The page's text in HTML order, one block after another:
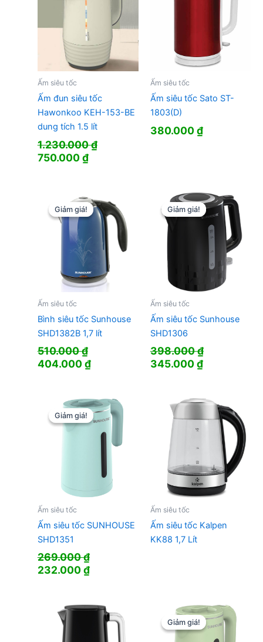
Ấm siêu tốc
Ấm đun siêu tốc
Hawonkoo KEH-153-BE
dung tích 1.5 lít
1.230.000₫
Giá
1.230.000 ₫.
750.000₫Giá
là:
750.000 ₫.
Ấm siêu tốc
Ấm siêu tốc Sato ST-
1803(D)
380.000₫
Giảm giá!
Giảm giá!
Ấm siêu tốc
Bình siêu tốc Sunhouse
SHD1382B 1,7 lít
510.000₫
Giá
510.000 ₫.
404.000₫Giá
là:
404.000 ₫.
Giảm giá!
Giảm giá!
Ấm siêu tốc
Ấm siêu tốc Sunhouse
SHD1306
398.000₫
Giá
398.000 ₫.
345.000₫Giá
là:
345.000 ₫.
Giảm giá!
Giảm giá!
Ấm siêu tốc
Ấm siêu tốc SUNHOUSE
SHD1351
269.000₫
Giá
269.000 ₫.
232.000₫Giá
là:
232.000 ₫.
Ấm siêu tốc
Ấm siêu tốc Kalpen
KK88 1,7 Lít
Giảm giá!
Giảm giá!